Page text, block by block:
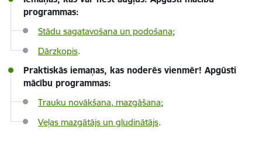
programmas:
Stādu sagatavošana un podošana;
Dārzkopis.
Praktiskās iemaņas, kas noderēs vienmēr! Apgūsti
mācību programmas:
Trauku novākšana, mazgāšana;
Veļas mazgātājs un gludinātājs.